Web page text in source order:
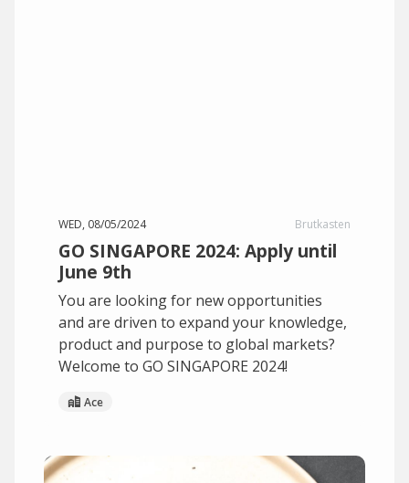
WED, 08/05/2024 Brutkasten
GO SINGAPORE 2024: Apply until
June 9th
You are looking for new opportunities
and are driven to expand your knowledge,
product and purpose to global markets?
Welcome to GO SINGAPORE 2024!
Ace